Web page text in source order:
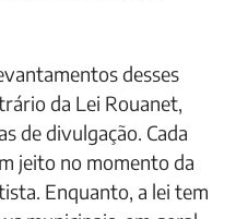
desses
da Lei Rouanet,
de divulgação. Cada
jeito no momento da
Enquanto, a lei tem